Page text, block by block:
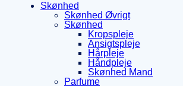
Skønhed
Skønhed Øvrigt
Skønhed
Kropspleje
Ansigtspleje
Hårpleje
Håndpleje
Skønhed Mand
Parfume